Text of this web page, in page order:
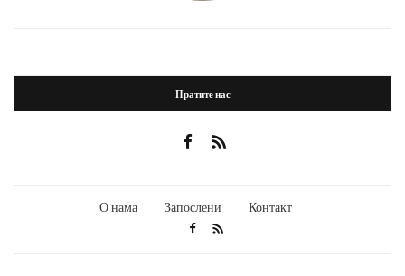
Пратите нас
О нама Запослени Контакт